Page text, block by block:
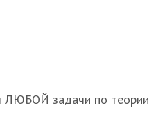
ЛЮБОЙ задачи по теории